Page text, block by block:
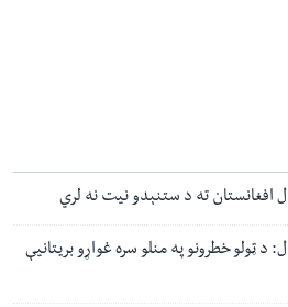
افغانستان ته د ستنېدو نیت نه لري
ټولو خطرونو په منلو سره غواړو بریتانیې